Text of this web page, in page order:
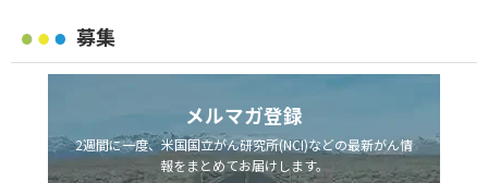
募集
メルマガ登録
2週間に一度、米国国立がん研究所(NCI)などの最新がん情
報をまとめてお届けします。